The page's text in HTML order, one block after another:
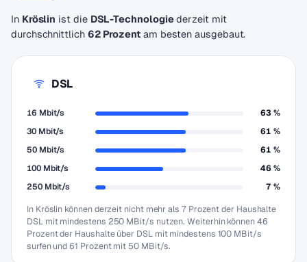
In Kröslin ist die DSL-Technologiederzeit mit
durchschnittlich 62 Prozentam besten ausgebaut.
DSL
16 Mbit/s
63 %
30 Mbit/s
61 %
50 Mbit/s
61 %
100 Mbit/s
46 %
250 Mbit/s
7 %
In Kröslin können derzeit nicht mehr als 7 Prozent der Haushalte
DSL mit mindestens 250 MBit/s nutzen. Weiterhin können 46
Prozent der Haushalte über DSL mit mindestens 100 MBit/s
surfen und 61 Prozent mit 50 MBit/s.